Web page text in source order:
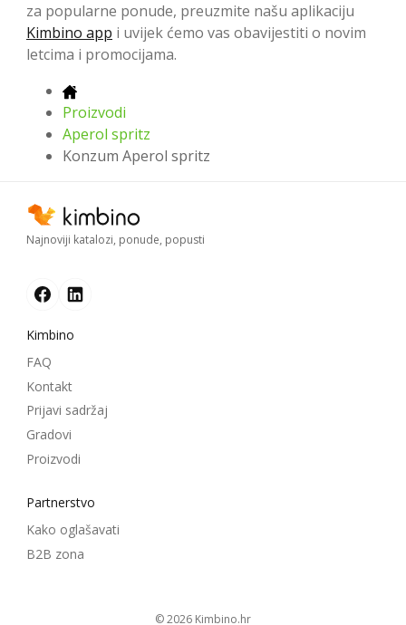
za popularne ponude, preuzmite našu aplikaciju
Kimbino app i uvijek ćemo vas obavijestiti o novim
letcima i promocijama.
Proizvodi
Aperol spritz
Konzum Aperol spritz
Najnoviji katalozi, ponude, popusti
Kimbino
FAQ
Kontakt
Prijavi sadržaj
Gradovi
Proizvodi
Partnerstvo
Kako oglašavati
B2B zona
© 2026 kimbino.hr